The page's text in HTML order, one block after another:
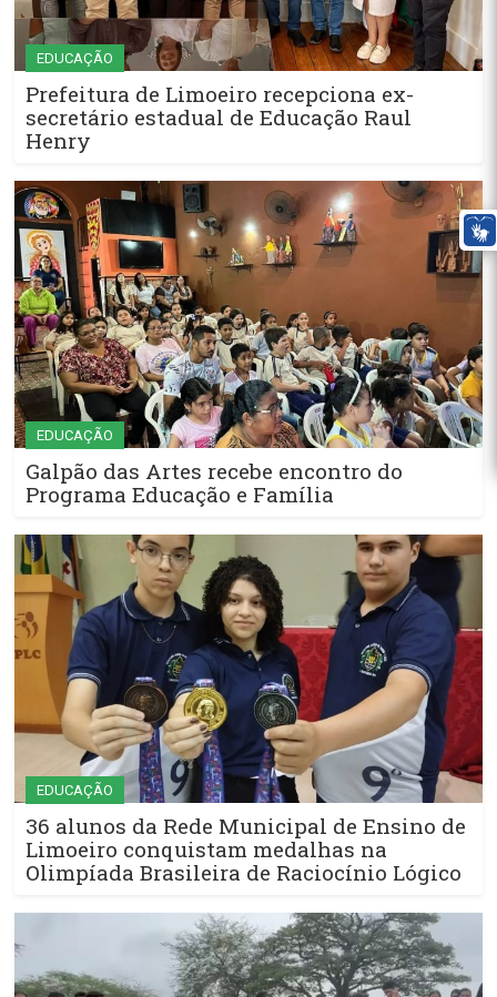
EDUCAÇÃO
Prefeitura de Limoeiro recepciona ex-
secretário estadual de Educação Raul
Henry
EDUCAÇÃO
Galpão das Artes recebe encontro do
Programa Educação e Família
EDUCAÇÃO
36 alunos da Rede Municipal de Ensino de
Limoeiro conquistam medalhas na
Olimpíada Brasileira de Raciocínio Lógico